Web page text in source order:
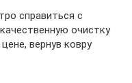
справиться с
очистку
вернув ковру